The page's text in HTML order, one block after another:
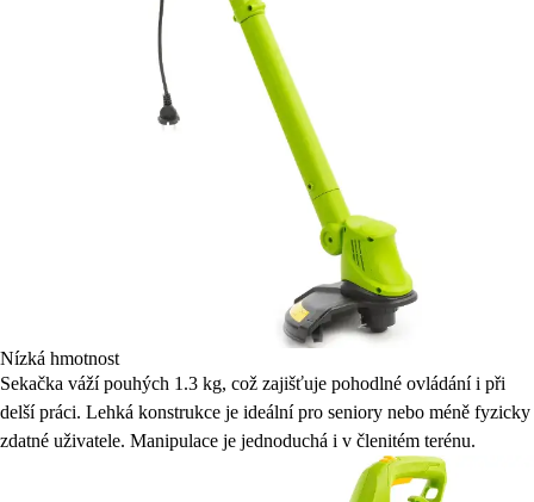
Nízká hmotnost
Sekačka váží pouhých 1.3 kg, což zajišťuje pohodlné ovládání i při
delší práci. Lehká konstrukce je ideální pro seniory nebo méně fyzicky
zdatné uživatele. Manipulace je jednoduchá i v členitém terénu.